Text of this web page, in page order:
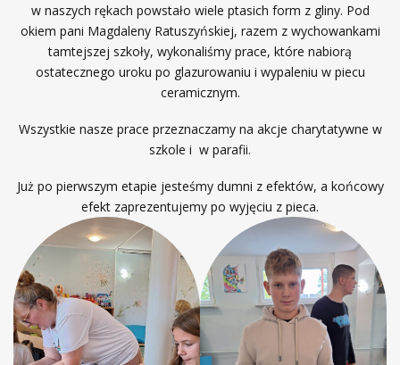
w naszych rękach powstało wiele ptasich form z gliny. Pod
okiem pani Magdaleny Ratuszyńskiej, razem z wychowankami
tamtejszej szkoły, wykonaliśmy prace, które nabiorą
ostatecznego uroku po glazurowaniu i wypaleniu w piecu
ceramicznym.
Wszystkie nasze prace przeznaczamy na akcje charytatywne w
szkole i w parafii.
Już po pierwszym etapie jesteśmy dumni z efektów, a końcowy
efekt zaprezentujemy po wyjęciu z pieca.